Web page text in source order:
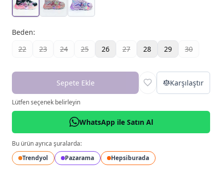
Beden:
22
23 24 25 26 27 28 29 30
Sepete Ekle Karşılaştır
Lütfen seçenek belirleyin
WhatsApp ile Satın Al
Bu ürün ayrıca şuralarda:
Trendyol
Pazarama Hepsiburada